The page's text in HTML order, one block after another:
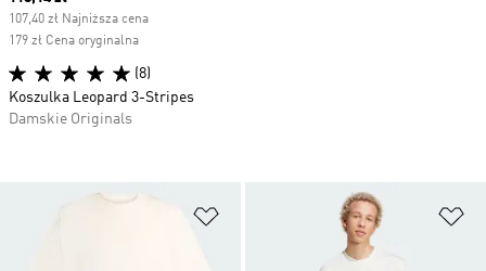
Dodaj do listy życzeń
107,40 zł Najniższa cena
179 zł Cena oryginalna
(8)
Koszulka Leopard 3-Stripes
Damskie Originals